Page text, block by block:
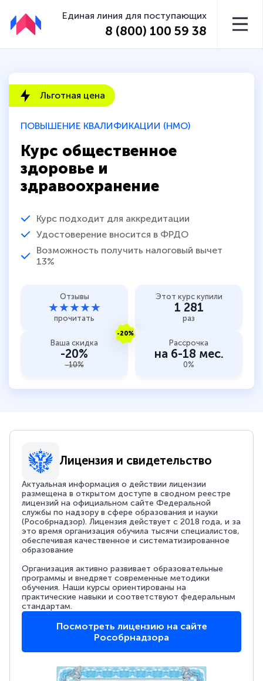
Единая линия для поступающих
8 (800) 100 59 38
ПОВЫШЕНИЕ КВАЛИФИКАЦИИ (НМО)
Курс общественное
здоровье и
здравоохранение
Курс подходит для аккредитации
Удостоверение вносится в ФРДО
Возможность получить налоговый вычет
13%
Льготная цена
Отзывы
★★★★★
прочитать
Этот курс купили
1 281
раз
-20%
Ваша скидка
-20%
-10%
Рассрочка
на 6-18 мес.
0%
Лицензия и свидетельство
Актуальная информация о действии лицензии
размещена в открытом доступе в сводном реестре
лицензий на официальном сайте Федеральной
службы по надзору в сфере образования и науки
(Рособрнадзор). Лицензия действует с 2018 года, и за
это время организация обучила тысячи специалистов,
обеспечивая качественное и систематизированное
образование
Организация активно развивает образовательные
программы и внедряет современные методики
обучения. Наши курсы ориентированы на
практические навыки и соответствуют федеральным
стандартам.
Посмотреть лицензию на сайте
Рособрнадзора